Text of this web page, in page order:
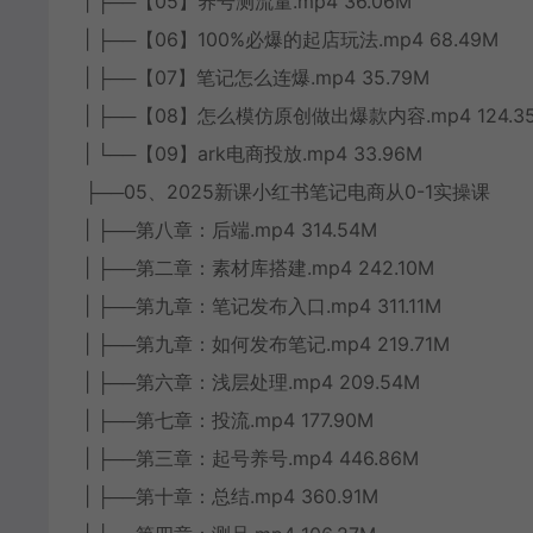
| ├──【06】100%必爆的起店玩法.mp4 68.49M
| ├──【07】笔记怎么连爆.mp4 35.79M
| ├──【08】怎么模仿原创做出爆款内容.mp4
| └──【09】ark电商投放.mp4 33.96M
├──05、2025新课小红书笔记电商从0-1实操课
| ├──第八章：后端.mp4 314.54M
| ├──第二章：素材库搭建.mp4 242.10M
| ├──第九章：笔记发布入口.mp4 311.11M
| ├──第九章：如何发布笔记.mp4 219.71M
| ├──第六章：浅层处理.mp4 209.54M
| ├──第七章：投流.mp4 177.90M
| ├──第三章：起号养号.mp4 446.86M
| ├──第十章：总结.mp4 360.91M